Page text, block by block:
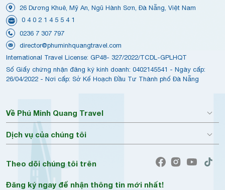
26 Dương Khuê, Mỹ An, Ngũ Hành Sơn, Đà Nẵng, Việt Nam
0 4 0 2 1 4 5 5 4 1
0236 7 307 797
director@phuminhquangtravel.com
International Travel License: GP48- 327/2022/TCDL-GPLHQT
Số Giấy chứng nhận đăng ký kinh doanh: 0402145541 - Ngày cấp:
26/04/2022 - Nơi cấp: Sở Kế Hoạch Đầu Tư Thành phố Đà Nẵng
Về Phú Minh Quang Travel
Dịch vụ của chúng tôi
Theo dõi chúng tôi trên
Đăng ký ngay để nhận thông tin mới nhất!